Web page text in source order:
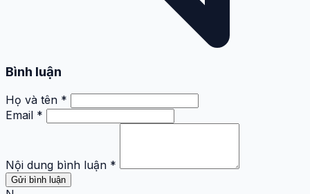
Bình luận
Họ và tên *
Email *
Nội dung bình luận *
Gửi bình luận